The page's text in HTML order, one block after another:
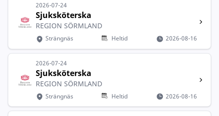
2026-07-24
Sjuksköterska
REGION SÖRMLAND
Strängnäs Heltid 2026-08-16
2026-07-24
Sjuksköterska
REGION SÖRMLAND
Strängnäs Heltid 2026-08-16